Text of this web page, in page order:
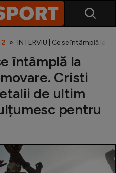
INTERVIU | Ce se întâmplă la
întâmplă la
Cristi
de ultim
pentru